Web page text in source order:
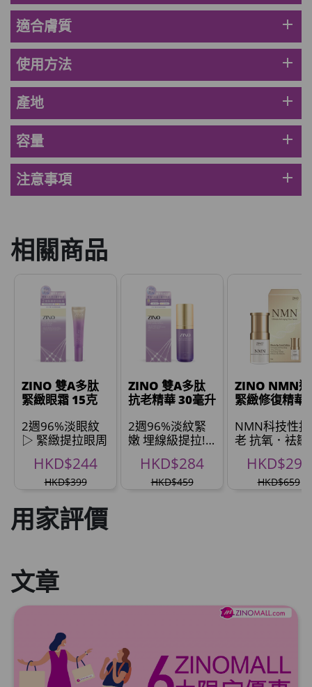
適合膚質 add
使用方法 add
產地 add
容量 add
注意事項 add
相關商品
ZINO 雙A多肽
緊緻眼霜 15克
2週96%淡眼紋
▷ 緊緻提拉眼周
HKD$244
HKD$399
ZINO 雙A多肽
抗老精華 30毫升
2週96%淡紋緊
嫩 埋線級提拉!
HKD$284
HKD$459
ZINO NMN
緊緻修復精華
NMN科技性
老 抗氧．袪皺
HKD$299
HKD$659
用家評價
文章